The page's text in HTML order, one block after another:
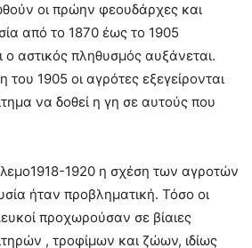
οι πρώην φεουδάρχες και
από το 1870 έως το 1905
ο αστικός πληθυσμός αυξάνεται.
1905 οι αγρότες εξεγείρονται
να δοθεί η γη σε αυτούς που
1920 η σχέση των αγροτών
ήταν προβληματική. Τόσο οι
προχωρούσαν σε βίαιες
, τροφίμων και ζώων, ιδίως